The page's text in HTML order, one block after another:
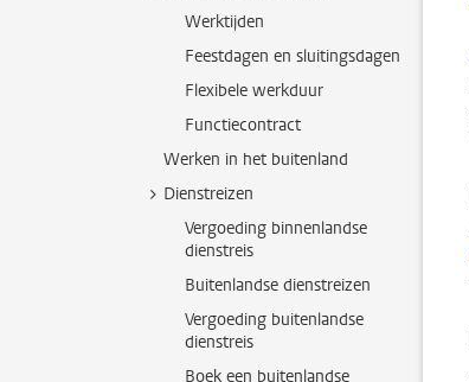
Werktijden
Feestdagen en sluitingsdagen
Flexibele werkduur
Functiecontract
Werken in het buitenland
Dienstreizen
Vergoeding binnenlandse
dienstreis
Buitenlandse dienstreizen
Vergoeding buitenlandse
dienstreis
Boek een buitenlandse